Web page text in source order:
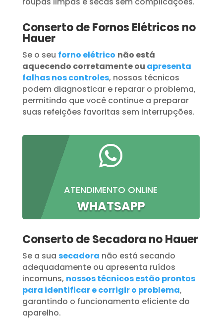
Conserto de Fornos Elétricos no
Hauer
Se o seu forno elétrico não está
aquecendo corretamente ou apresenta
falhas nos controles, nossos técnicos
podem diagnosticar e reparar o problema,
permitindo que você continue a preparar
suas refeições favoritas sem interrupções.

ATENDIMENTO ONLINE
WHATSAPP
Conserto de Secadora no Hauer
Se a sua secadora não está secando
adequadamente ou apresenta ruídos
incomuns, nossos técnicos estão prontos
para identificar e corrigir o problema,
garantindo o funcionamento eficiente do
aparelho.